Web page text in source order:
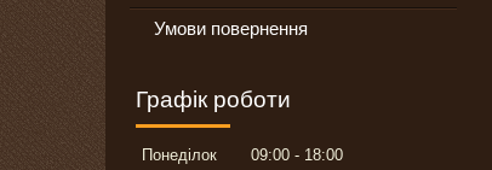
Умови повернення
Графік роботи
Понеділок 09:00
18:00